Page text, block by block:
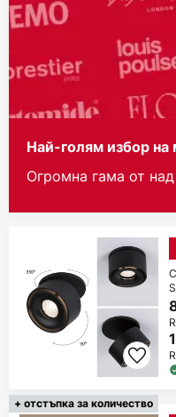
Най-голям избор на
Огромна гама от
+ отстъпка за количество